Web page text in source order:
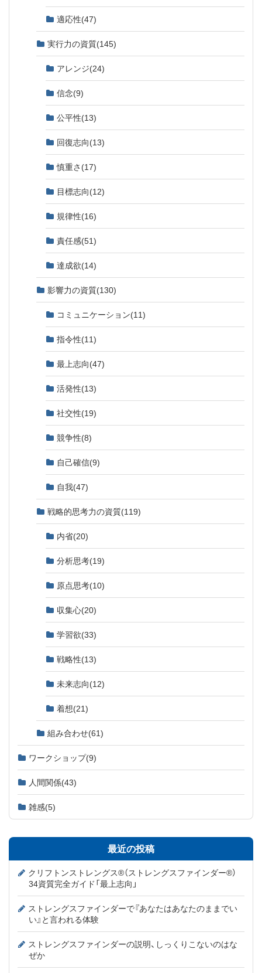
適応性(47)
実行力の資質(145)
アレンジ(24)
信念(9)
公平性(13)
回復志向(13)
慎重さ (17)
目標志向(12)
規律性(16)
責任感(51)
達成欲(14)
影響力の資質(130)
コミュニケーション(11)
指令性(11)
最上志向(47)
活発性(13)
社交性(19)
競争性(8)
自己確信(9)
自我(47)
戦略的思考力の資質(119)
内省(20)
分析思考(19)
原点思考(10)
収集心(20)
学習欲(33)
戦略性(13)
未来志向(12)
着想(21)
組み合わせ(61)
ワークショップ(9)
人間関係(43)
雑感(5)
最近の投稿
クリフトンストレングス®（ストレングスファインダー®）
34資質完全ガイド「最上志向」
ストレングスファインダーで『あなたはあなたのままでい
い』と言われる体験
ストレングスファインダーの説明、しっくりこないのはな
ぜか